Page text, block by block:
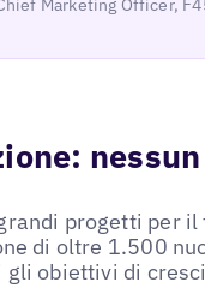
progetti per
di oltre 1.500
gli obiettivi di